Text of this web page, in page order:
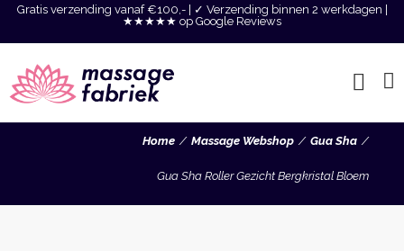
Gratis verzending vanaf €100,- | ✓ Verzending binnen 2 werkdagen |
★★★★★ op Google Reviews
Home Massage Webshop Gua Sha
Gua Sha Roller Gezicht Bergkristal Bloem